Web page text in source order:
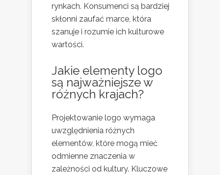
rynkach. Konsumenci są bardziej
skłonni zaufać marce, która
szanuje i rozumie ich kulturowe
wartości.
Jakie elementy logo
są najważniejsze w
różnych krajach?
Projektowanie logo wymaga
uwzględnienia różnych
elementów, które mogą mieć
odmienne znaczenia w
zależności od kultury. Kluczowe